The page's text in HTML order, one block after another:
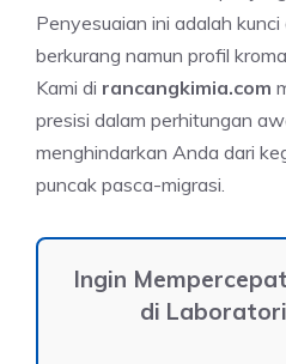
Penyesuaian ini adalah
berkurang namun profil
Kami di rancangkimia.com
presisi dalam perhitungan
menghindarkan Anda dari
puncak pasca-migrasi.
Ingin
di